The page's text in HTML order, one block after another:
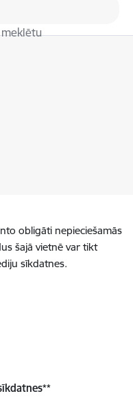
obligāti nepieciešamās
šajā vietnē var tikt
sīkdatnes.
**